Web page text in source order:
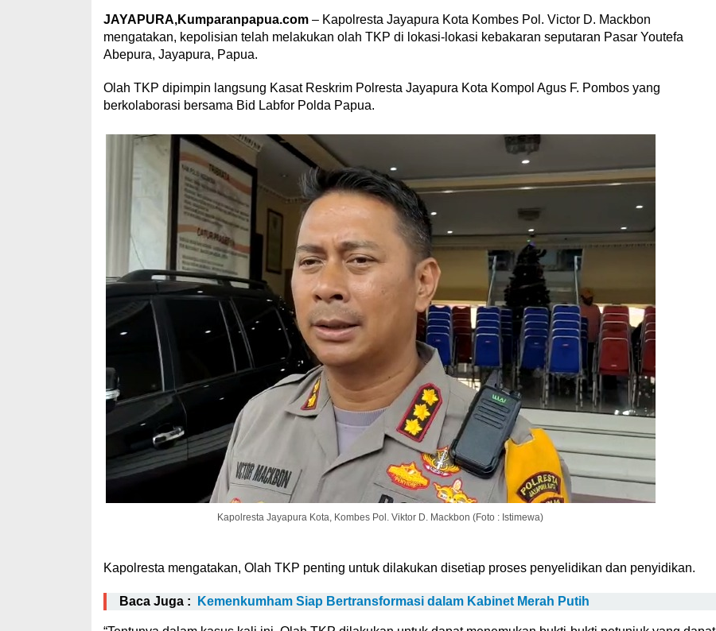
JAYAPURA,Kumparanpapua.com– Kapolresta Jayapura Kota Kombes Pol. Victor D. Mackbon
mengatakan, kepolisian telah melakukan olah TKP di lokasi-lokasi kebakaran seputaran Pasar Youtefa
Abepura, Jayapura, Papua.
Olah TKP dipimpin langsung Kasat Reskrim Polresta Jayapura Kota Kompol Agus F. Pombos yang
berkolaborasi bersama Bid Labfor Polda Papua.
Kapolresta Jayapura Kota, Kombes Pol. Viktor D. Mackbon (Foto : Istimewa)
Kapolresta mengatakan, Olah TKP penting untuk dilakukan disetiap proses penyelidikan dan penyidikan.
Baca Juga : Kemenkumham Siap Bertransformasi dalam Kabinet Merah Putih